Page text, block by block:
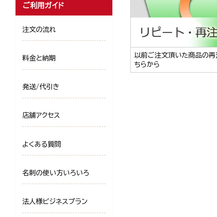
以前ご注文頂いた商品の再
ちらから
ご利用ガイド
注文の流れ
料金と納期
発送/代引き
店舗アクセス
よくある質問
名刺の使い方いろいろ
法人様ビジネスプラン